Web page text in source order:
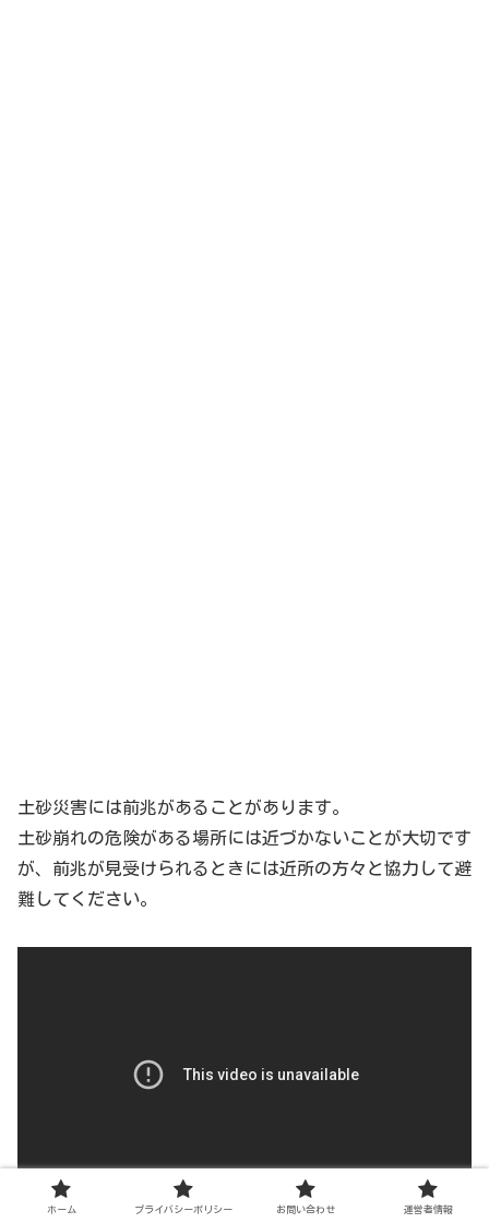
土砂災害には前兆があることがあります。
土砂崩れの危険がある場所には近づかないことが大切です
が、前兆が見受けられるときには近所の方々と協力して避
難してください。
ホーム プライバシーポリシー お問い合わせ 運営者情報